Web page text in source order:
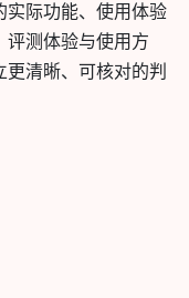
实际功能、使用体验
评测体验与使用方
清晰、可核对的判